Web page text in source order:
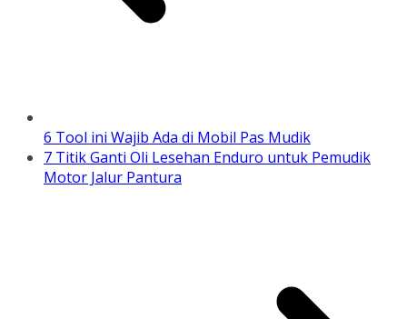
6 Tool ini Wajib Ada di Mobil Pas Mudik
7 Titik Ganti Oli Lesehan Enduro untuk Pemudik
Motor Jalur Pantura